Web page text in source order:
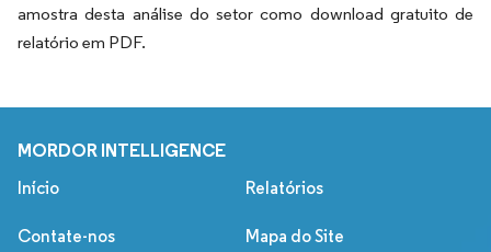
amostra desta análise do setor como download gratuito de
relatório em PDF.
MORDOR INTELLIGENCE
Início Relatórios
Contate-nos Mapa do Site